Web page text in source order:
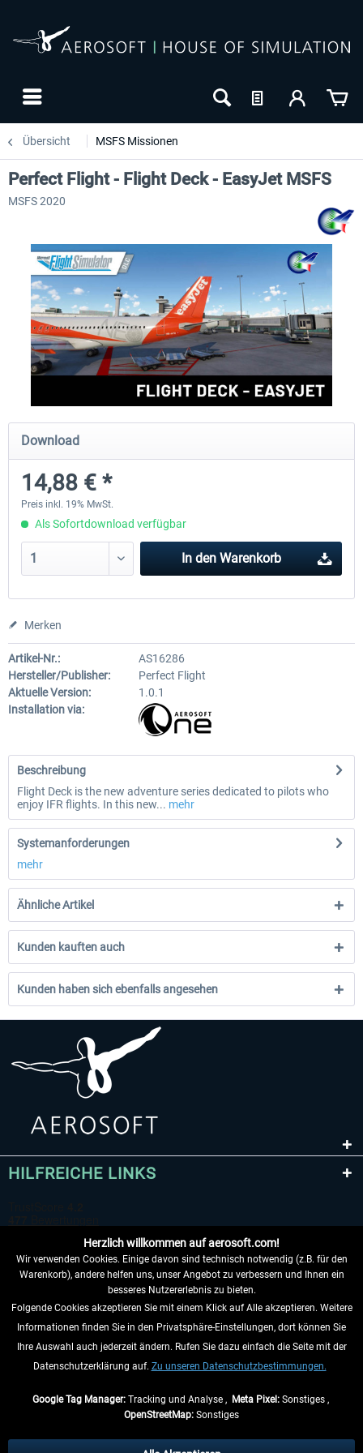
Übersicht MSFS Missionen
Perfect Flight - Flying Germany MSFS
14,88 € *
Perfect Flight - FS Explorer -
Perfect Flight - Flight Deck - EasyJet MSFS
MSFS 2020
Download
14,88 € *
Preis inkl. 19% MwSt.
Als Sofortdownload verfügbar
In den Warenkorb
Merken
Artikel-Nr.:
AS16286
Hersteller/Publisher:
Perfect Flight
Aktuelle Version:
1.0.1
Installation via:
Beschreibung
Flight Deck is the new adventure series dedicated to pilots who
enjoy IFR flights. In this new... mehr
Systemanforderungen
mehr
Ähnliche Artikel
Kunden kauften auch
Kunden haben sich ebenfalls angesehen
HILFREICHE LINKS
VERTRAG WIDERRUFEN
INFORMATIONEN
Herzlich willkommen auf aerosoft.com!
Wir verwenden Cookies. Einige davon sind technisch notwendig (z.B. für den
Warenkorb), andere helfen uns, unser Angebot zu verbessern und Ihnen ein
besseres Nutzererlebnis zu bieten.
Folgende Cookies akzeptieren Sie mit einem Klick auf Alle akzeptieren. Weitere
Informationen finden Sie in den Privatsphäre-Einstellungen, dort können Sie
Ihre Auswahl auch jederzeit ändern. Rufen Sie dazu einfach die Seite mit der
Datenschutzerklärung auf. Zu unseren Datenschutzbestimmungen.
Google Tag Manager:Tracking und Analyse , Meta Pixel:Sonstiges ,
OpenStreetMap: Sonstiges